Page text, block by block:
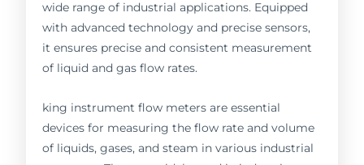
wide range of industrial applications. Equipped
with advanced technology and precise sensors,
it ensures precise and consistent measurement
of liquid and gas flow rates.
king instrument flow meters are essential
devices for measuring the flow rate and volume
of liquids, gases, and steam in various industrial